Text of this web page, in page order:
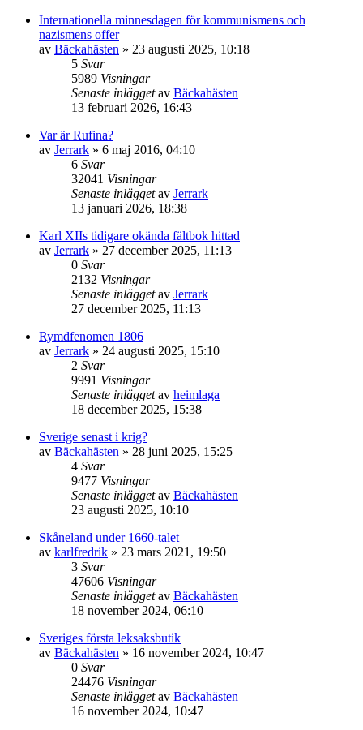
Internationella minnesdagen för kommunismens och
nazismens offer
av Bäckahästen » 23 augusti 2025, 10:18
5 Svar
5989 Visningar
Senaste inläggetav Bäckahästen
13 februari 2026, 16:43
Var är Rufina?
av Jerrark » 6 maj 2016, 04:10
6 Svar
32041 Visningar
Senaste inläggetav Jerrark
13 januari 2026, 18:38
Karl XIIs tidigare okända fältbok hittad
av Jerrark » 27 december 2025, 11:13
0 Svar
2132 Visningar
Senaste inläggetav Jerrark
27 december 2025, 11:13
Rymdfenomen 1806
av Jerrark » 24 augusti 2025, 15:10
2 Svar
9991 Visningar
Senaste inläggetav heimlaga
18 december 2025, 15:38
Sverige senast i krig?
av Bäckahästen » 28 juni 2025, 15:25
4 Svar
9477 Visningar
Senaste inläggetav Bäckahästen
23 augusti 2025, 10:10
Skåneland under 1660-talet
av karlfredrik » 23 mars 2021, 19:50
3 Svar
47606 Visningar
Senaste inläggetav Bäckahästen
18 november 2024, 06:10
Sveriges första leksaksbutik
av Bäckahästen » 16 november 2024, 10:47
0 Svar
24476 Visningar
Senaste inläggetav Bäckahästen
16 november 2024, 10:47